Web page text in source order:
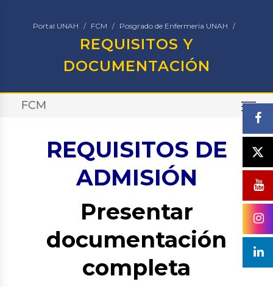
Portal UNAH FCM Posgrado de Enfermería UNAH
REQUISITOS Y
DOCUMENTACIÓN
FCM
REQUISITOS DE
ADMISIÓN
Presentar
documentación
completa